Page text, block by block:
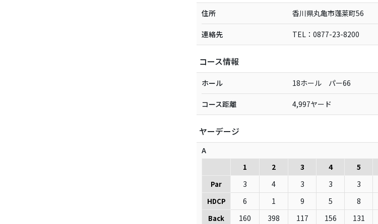
住所 香川県丸亀市蓬莱町56
連絡先 TEL：0877-23-8200
コース情報
ホール 18ホール パー66
コース距離 4,997ヤード
ヤーデージ
A
1
2 3 4 5
Par 3 4 3 3 3
HDCP 6 1 9 5 8
Back 160 398 117 156 131